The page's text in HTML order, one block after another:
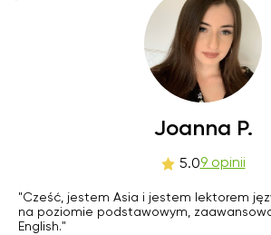
Matematyka
Język polski
Joanna P.
5.09 opinii
"Cześć, jestem Asia i jestem lektorem
na poziomie podstawowym,
English."
nie
pon
Brak
dostępnych
terminów
11:00 13:00